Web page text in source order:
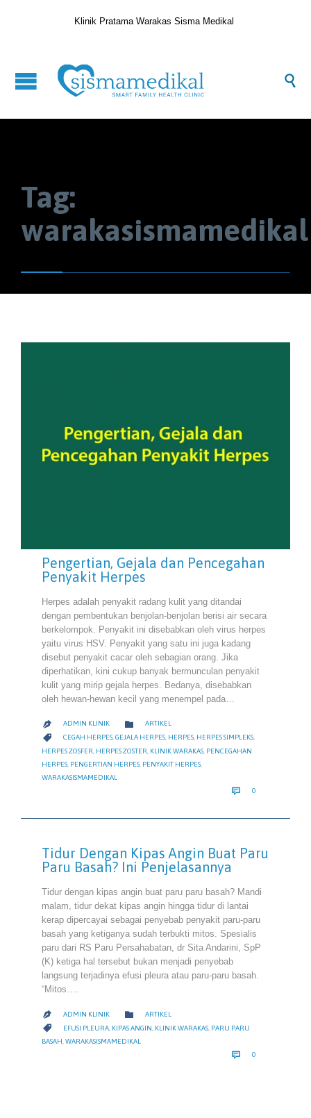
Klinik Pratama Warakas Sisma Medikal

Tag:
warakasismamedikal
Pengertian, Gejala dan Pencegahan
Penyakit Herpes
Herpes adalah penyakit radang kulit yang ditandai
dengan pembentukan benjolan-benjolan berisi air secara
berkelompok. Penyakit ini disebabkan oleh virus herpes
yaitu virus HSV. Penyakit yang satu ini juga kadang
disebut penyakit cacar oleh sebagian orang. Jika
diperhatikan, kini cukup banyak bermunculan penyakit
kulit yang mirip gejala herpes. Bedanya, disebabkan
oleh hewan-hewan kecil yang menempel pada…
 ADMIN KLINIK  CATEGORY
ARTIKEL
 CATEGORY
CEGAH HERPES,GEJALA HERPES, HERPES, HERPES SIMPLEKS,
HERPES ZOSFER HERPES ZOSTER KLINIK WARAKAS PENCEGAHAN
HERPES PENGERTIAN HERPES PENYAKIT HERPES
WARAKASISMAMEDIKAL
 0
Tidur Dengan Kipas Angin Buat Paru
Paru Basah? Ini Penjelasannya
Tidur dengan kipas angin buat paru paru basah? Mandi
malam, tidur dekat kipas angin hingga tidur di lantai
kerap dipercayai sebagai penyebab penyakit paru-paru
basah yang ketiganya sudah terbukti mitos. Spesialis
paru dari RS Paru Persahabatan, dr Sita Andarini, SpP
(K) ketiga hal tersebut bukan menjadi penyebab
langsung terjadinya efusi pleura atau paru-paru basah.
“Mitos….
 ADMIN KLINIK  CATEGORY
ARTIKEL
 CATEGORY
EFUSI PLEURA KIPAS ANGIN KLINIK WARAKAS PARU PARU
BASAH WARAKASISMAMEDIKAL
 0